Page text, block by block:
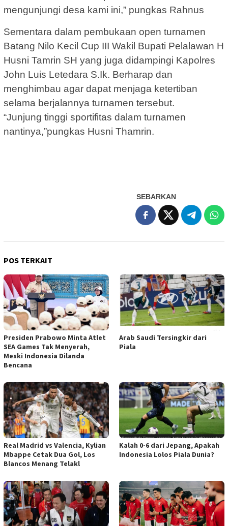
mengunjungi desa kami ini,” pungkas Rahnus
Sementara dalam pembukaan open turnamen
Batang Nilo Kecil Cup III Wakil Bupati Pelalawan H
Husni Tamrin SH yang juga didampingi Kapolres
John Luis Letedara S.Ik. Berharap dan
menghimbau agar dapat menjaga ketertiban
selama berjalannya turnamen tersebut.
“Junjung tinggi sportifitas dalam turnamen
nantinya,”pungkas Husni Thamrin.
SEBARKAN
POS TERKAIT
Presiden Prabowo Minta Atlet
SEA Games Tak Menyerah,
Meski Indonesia Dilanda
Bencana
Arab Saudi Tersingkir dari
Piala
Real Madrid vs Valencia, Kylian
Mbappe Cetak Dua Gol, Los
Blancos Menang Telakl
Kalah 0-6 dari Jepang, Apakah
Indonesia Lolos Piala Dunia?